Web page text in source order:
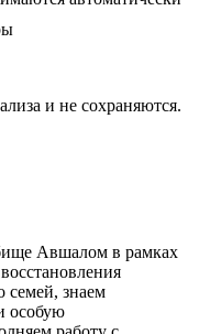
и не сохраняются.
Авшалом в рамках
семей, знаем
особую